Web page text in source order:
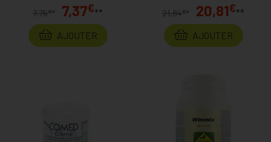
7,76€* 7,37€**
AJOUTER
21,84€* 20,81€**
AJOUTER